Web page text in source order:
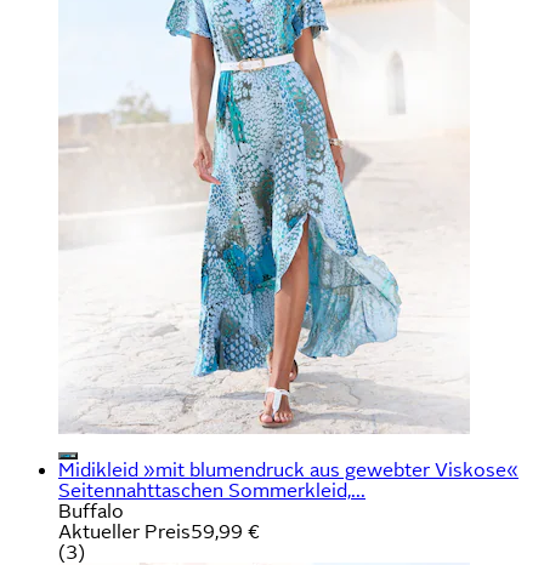
Midikleid »mit blumendruck aus gewebter Viskose«
Seitennahttaschen Sommerkleid,...
Buffalo
Aktueller Preis59,99 €
(3)